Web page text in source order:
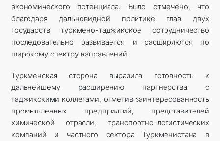
экономического потенциала. Было отмечено, что
благодаря дальновидной политике глав двух
государств туркмено-таджикское сотрудничество
последовательно развивается и расширяются по
широкому спектру направлений.
Туркменская сторона выразила готовность к
дальнейшему расширению партнерства с
таджикскими коллегами, отметив заинтересованность
промышленных предприятий, представителей
химической отрасли, транспортно-логистических
компаний и частного сектора Туркменистана в